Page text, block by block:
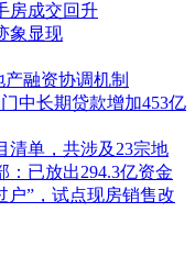
房成交回升
象显现
融资协调机制
中长期贷款增加453亿
清单，共涉及23宗地
已放出294.3亿资金
户”，试点现房销售改